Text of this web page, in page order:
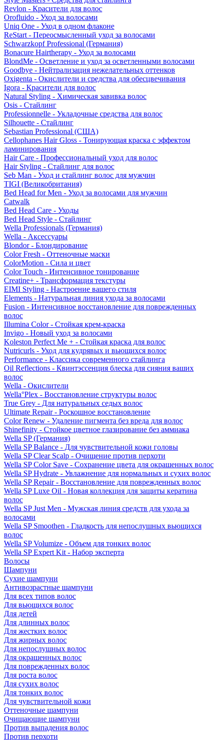
Revlon - Красители для волос
Orofluido - Уход за волосами
Uniq One - Уход в одном флаконе
ReStart - Переосмысленный уход за волосами
Schwarzkopf Professional (Германия)
Bonacure Hairtherapy - Уход за волосами
BlondMe - Осветление и уход за осветленными волосами
Goodbye - Нейтрализация нежелательных оттенков
Oxigenta - Окислители и средства для обесцвечивания
Igora - Красители для волос
Natural Styling - Химическая завивка волос
Osis - Стайлинг
Professionnelle - Укладочные средства для волос
Silhouette - Стайлинг
Sebastian Professional (США)
Cellophanes Hair Gloss - Тонирующая краска с эффектом
ламинирования
Hair Care - Профессиональный уход для волос
Hair Styling - Стайлинг для волос
Seb Man - Уход и стайлинг волос для мужчин
TIGI (Великобритания)
Bed Head for Men - Уход за волосами для мужчин
Catwalk
Bed Head Care - Уходы
Bed Head Style - Стайлинг
Wella Professionals (Германия)
Wella - Аксессуары
Blondor - Блондирование
Color Fresh - Оттеночные маски
ColorMotion - Сила и цвет
Color Touch - Интенсивное тонирование
Creatine+ - Трансформация текстуры
EIMI Styling - Настроение вашего стиля
Elements - Натуральная линия ухода за волосами
Fusion - Интенсивное восстановление для поврежденных
волос
Illumina Color - Стойкая крем-краска
Invigo - Новый уход за волосами
Koleston Perfect Me + - Стойкая краска для волос
Nutricurls - Уход для кудрявых и вьющихся волос
Performance - Классика современного стайлинга
Oil Reflections - Квинтэссенция блеска для сияния ваших
волос
Wella - Окислители
Wella°Plex - Восстановление структуры волос
True Grey - Для натуральных седых волос
Ultimate Repair - Роскошное восстановление
Color Renew - Удаление пигмента без вреда для волос
Shinefinity - Стойкое цветное глазирование без аммиака
Wella SP (Германия)
Wella SP Balance - Для чувствительной кожи головы
Wella SP Clear Scalp - Очищение против перхоти
Wella SP Color Save - Сохранение цвета для окрашенных волос
Wella SP Hydrate - Увлажнение для нормальных и сухих волос
Wella SP Repair - Восстановление для поврежденных волос
Wella SP Luxe Oil - Новая коллекция для защиты кератина
волос
Wella SP Just Men - Мужская линия средств для ухода за
волосами
Wella SP Smoothen - Гладкость для непослушных вьющихся
волос
Wella SP Volumize - Объем для тонких волос
Wella SP Expert Kit - Набор эксперта
Волосы
Шампуни
Сухие шампуни
Антивозрастные шампуни
Для всех типов волос
Для вьющихся волос
Для детей
Для длинных волос
Для жестких волос
Для жирных волос
Для непослушных волос
Для окрашенных волос
Для поврежденных волос
Для роста волос
Для сухих волос
Для тонких волос
Для чувствительной кожи
Оттеночные шампуни
Очищающие шампуни
Против выпадения волос
Против перхоти